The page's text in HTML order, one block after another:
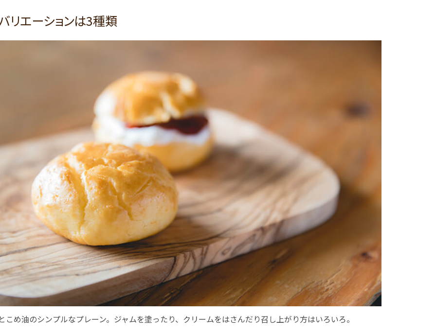
リエーションは3種類
こめ油のシンプルなプレーン。ジャムを塗ったり、クリームをはさんだり召し上がり方はいろいろ。